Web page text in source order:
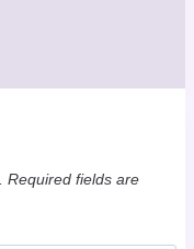
Required fields are